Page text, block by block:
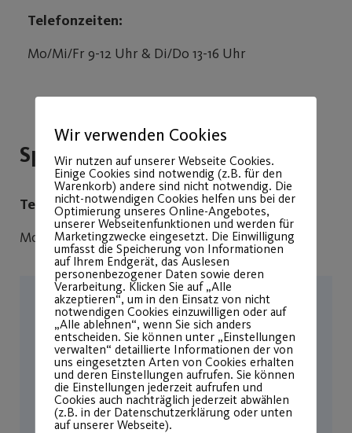
Telefonzeiten:
Mo/Mi/Fr 9-12 Uhr & Di/Do 13-16 Uhr
Sportbüro
Telefonzeiten:
Mo/Mi/Fr 9-12 Uhr & Di/Do 13-16 Uhr
Wir verwenden Cookies
Wir nutzen auf unserer Webseite Cookies.
Einige Cookies sind notwendig (z.B. für den
Warenkorb) andere sind nicht notwendig. Die
nicht-notwendigen Cookies helfen uns bei der
Optimierung unseres Online-Angebotes,
unserer Webseitenfunktionen und werden für
Marketingzwecke eingesetzt. Die Einwilligung
umfasst die Speicherung von Informationen
auf Ihrem Endgerät, das Auslesen
personenbezogener Daten sowie deren
Verarbeitung. Klicken Sie auf „Alle
akzeptieren“, um in den Einsatz von nicht
notwendigen Cookies einzuwilligen oder auf
„Alle ablehnen“, wenn Sie sich anders
entscheiden. Sie können unter „Einstellungen
verwalten“ detaillierte Informationen der von
uns eingesetzten Arten von Cookies erhalten
und deren Einstellungen aufrufen. Sie können
die Einstellungen jederzeit aufrufen und
Cookies auch nachträglich jederzeit abwählen
(z.B. in der Datenschutzerklärung oder unten
auf unserer Webseite).